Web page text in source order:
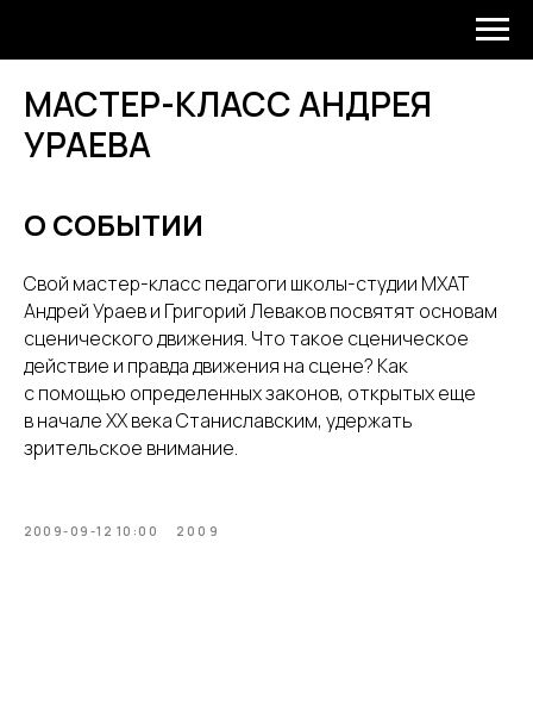
МАСТЕР-КЛАСС АНДРЕЯ
УРАЕВА
О СОБЫТИИ
Свой мастер-класс педагоги школы-студии МХАТ
Андрей Ураев и Григорий Леваков посвятят основам
сценического движения. Что такое сценическое
действие и правда движения на сцене? Как
с помощью определенных законов, открытых еще
в начале XX века Станиславским, удержать
зрительское внимание.
2009-09-12 10:00 2009